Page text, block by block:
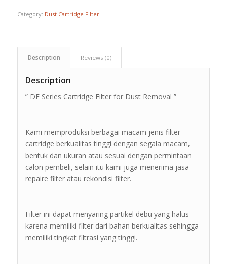
Category: Dust Cartridge Filter
Description Reviews (0)
Description
” DF Series Cartridge Filter for Dust Removal ”
Kami memproduksi berbagai macam jenis filter
cartridge berkualitas tinggi dengan segala macam,
bentuk dan ukuran atau sesuai dengan permintaan
calon pembeli, selain itu kami juga menerima jasa
repaire filter atau rekondisi filter.
Filter ini dapat menyaring partikel debu yang halus
karena memiliki filter dari bahan berkualitas sehingga
memiliki tingkat filtrasi yang tinggi.